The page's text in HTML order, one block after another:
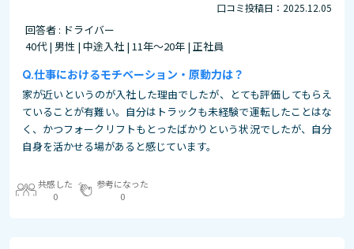
口コミ投稿日：2025.12.05
回答者 : ドライバー
40代 | 男性 | 中途入社 | 11年～20年 | 正社員
仕事におけるモチベーション・原動力は？
家が近いというのが入社した理由でしたが、とても評価してもらえ
ていることが有難い。自分はトラックも未経験で運転したことはな
く、かつフォークリフトもとったばかりという状況でしたが、自分
自身を活かせる場があると感じています。
共感した
0
参考になった
0